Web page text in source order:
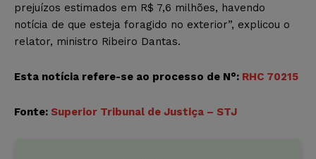
prejuízos estimados em R$ 7,6 milhões, havendo
notícia de que esteja foragido no exterior”, explicou o
relator, ministro Ribeiro Dantas.
Esta notícia refere-se ao processo de N°: RHC 70215
Fonte: Superior Tribunal de Justiça – STJ